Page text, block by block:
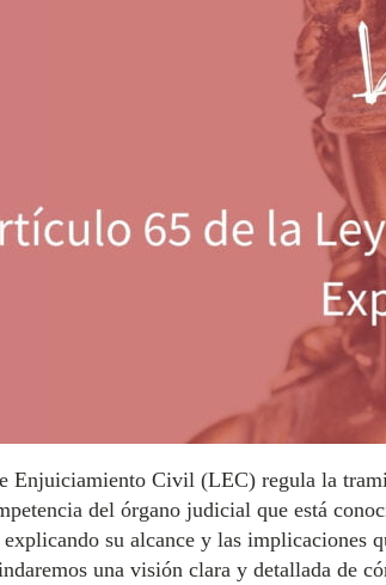
Enjuiciamiento Civil (LEC) regula la
del órgano judicial que está
su alcance y las implicaciones
una visión clara y detallada de